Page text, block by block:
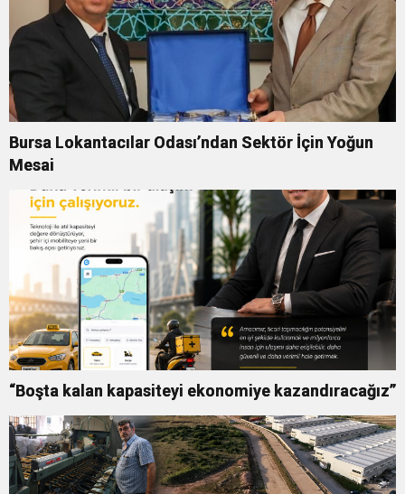
Bursa Lokantacılar Odası’ndan Sektör İçin Yoğun
Mesai
“Boşta kalan kapasiteyi ekonomiye kazandıracağız”